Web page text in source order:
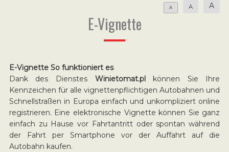
A A A
E-Vignette
E-Vignette So funktioniert es
Dank des Dienstes Winietomat.plkönnen Sie Ihre
Kennzeichen für alle vignettenpflichtigen Autobahnen und
Schnellstraßen in Europa einfach und unkompliziert online
registrieren. Eine elektronische Vignette können Sie ganz
einfach zu Hause vor Fahrtantritt oder spontan während
der Fahrt per Smartphone vor der Auffahrt auf die
Autobahn kaufen.